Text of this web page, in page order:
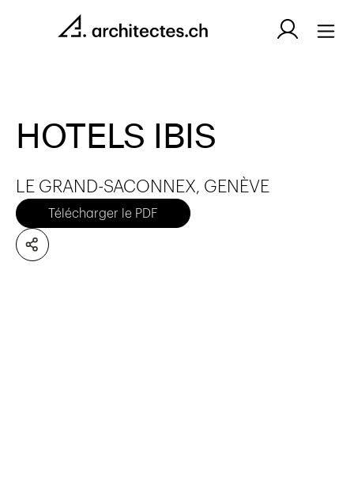
HOTELS IBIS
LE GRAND-SACONNEX, GENÈVE
Télécharger le PDF